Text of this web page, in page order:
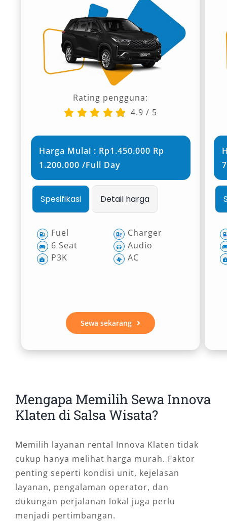
Rating pengguna:
4.9 / 5
Harga Mulai :Rp1.450.000Rp
1.200.000 /Full Day
Spesifikasi Detail harga
Fuel
6 Seat
P3K
Charger
Audio
AC
Sewa sekarang
Mengapa Memilih Sewa Innova
Klaten di Salsa Wisata?
Memilih layanan rental Innova Klaten tidak
cukup hanya melihat harga murah. Faktor
penting seperti kondisi unit, kejelasan
layanan, pengalaman operator, dan
dukungan perjalanan lokal juga perlu
menjadi pertimbangan.